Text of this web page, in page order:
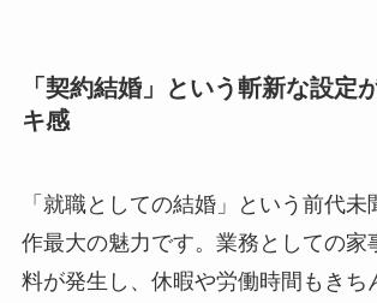
「契約結婚」という斬新な設定
キ感
「就職としての結婚」という前代未
作最大の魅力です。業務としての家
料が発生し、休暇や労働時間もきち